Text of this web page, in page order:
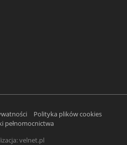
Polityka plików cookies
pełnomocnictwa
velnet.pl